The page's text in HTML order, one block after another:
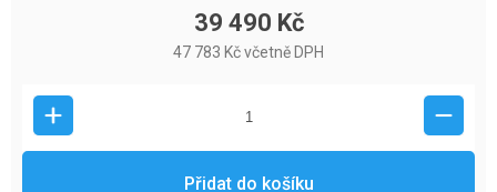
39 490 Kč
47 783 Kč včetně DPH
Přidat do košíku